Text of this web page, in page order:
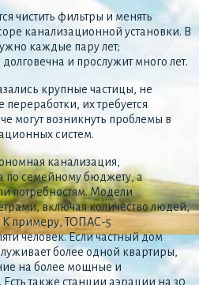
чистить фильтры и менять
канализационной установки. В
каждые пару лет;
и прослужит много лет.
крупные частицы, не
их требуется
могут возникнуть проблемы в
систем.
канализация,
по семейному бюджету, а
потребностям. Модели
включая количество людей,
К примеру, ТОПАС-5
человек. Если частный дом
более одной квартиры,
на более мощные и
также станции аэрации на 30